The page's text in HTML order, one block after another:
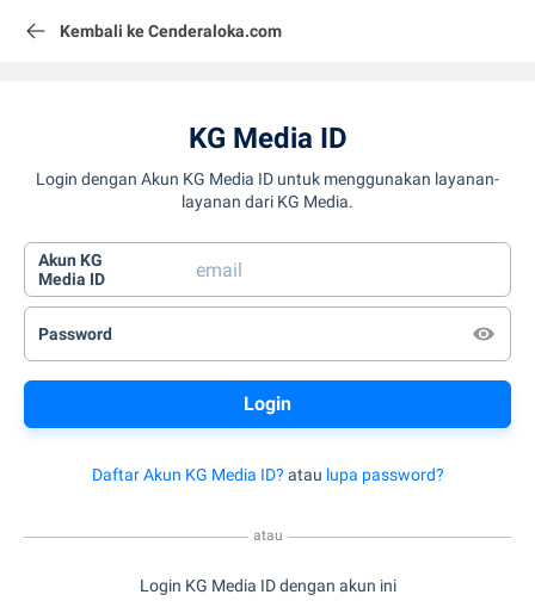
Kembali ke Cenderaloka.com
KG Media ID
Login dengan Akun KG Media ID untuk menggunakan layanan-
layanan dari KG Media.
Akun KG
Media ID
Password
Daftar Akun KG Media ID? atau lupa password?
atau
Login KG Media ID dengan akun ini